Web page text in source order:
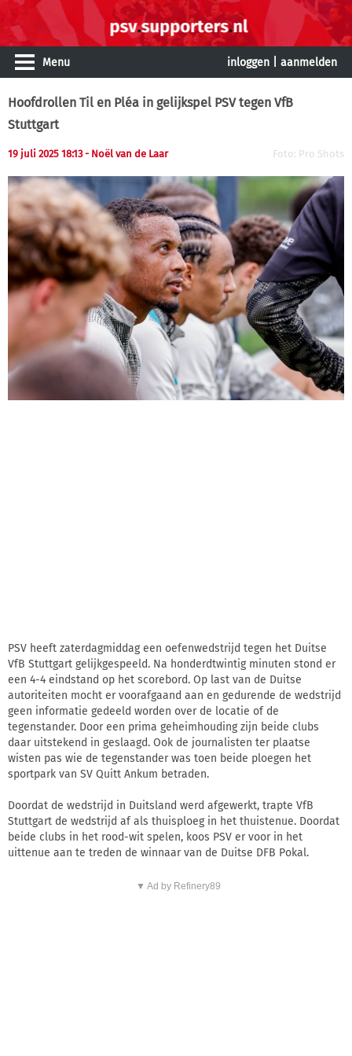
Menu inloggen aanmelden
Hoofdrollen Til en Pléa in gelijkspel PSV tegen VfB
Stuttgart
19 juli 2025 18:13 - Noël van de Laar Foto: Pro Shots
PSV heeft zaterdagmiddag een oefenwedstrijd tegen het Duitse
VfB Stuttgart gelijkgespeeld. Na honderdtwintig minuten stond er
een 4-4 eindstand op het scorebord. Op last van de Duitse
autoriteiten mocht er voorafgaand aan en gedurende de wedstrijd
geen informatie gedeeld worden over de locatie of de
tegenstander. Door een prima geheimhouding zijn beide clubs
daar uitstekend in geslaagd. Ook de journalisten ter plaatse
wisten pas wie de tegenstander was toen beide ploegen het
sportpark van SV Quitt Ankum betraden.
Doordat de wedstrijd in Duitsland werd afgewerkt, trapte VfB
Stuttgart de wedstrijd af als thuisploeg in het thuistenue. Doordat
beide clubs in het rood-wit spelen, koos PSV er voor in het
uittenue aan te treden de winnaar van de Duitse DFB Pokal.
▼ Ad by Refinery89